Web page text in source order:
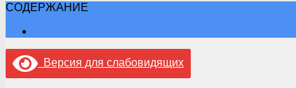
СОДЕРЖАНИЕ
Версия для слабовидящих